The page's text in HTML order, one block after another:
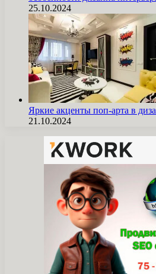
25.10.2024
Яркие акценты поп-арта в
21.10.2024